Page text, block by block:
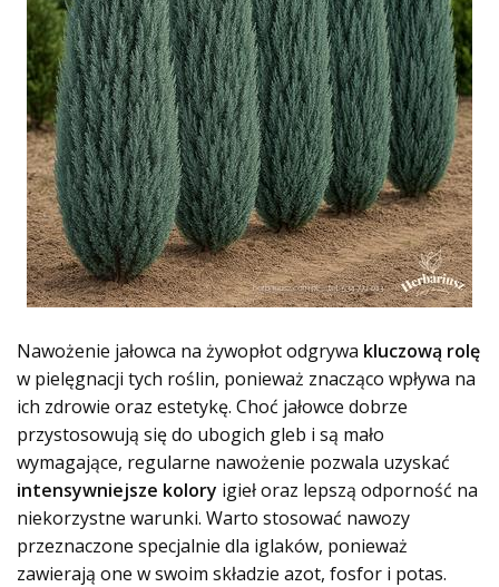
Nawożenie jałowca na żywopłot odgrywa kluczową rolę
w pielęgnacji tych roślin, ponieważ znacząco wpływa na
ich zdrowie oraz estetykę. Choć jałowce dobrze
przystosowują się do ubogich gleb i są mało
wymagające, regularne nawożenie pozwala uzyskać
intensywniejsze kolory igieł oraz lepszą odporność na
niekorzystne warunki. Warto stosować nawozy
przeznaczone specjalnie dla iglaków, ponieważ
zawierają one w swoim składzie azot, fosfor i potas.